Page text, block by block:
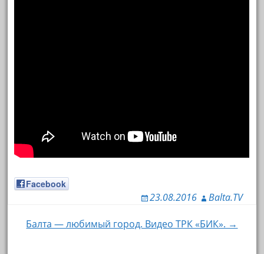
Facebook
23.08.2016 Balta.TV
Навигация по записям
Балта — любимый город. Видео ТРК «БИК». →